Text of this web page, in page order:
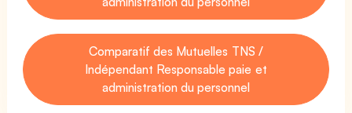
Comparatif des Mutuelles TNS /
Indépendant Responsable paie et
administration du personnel